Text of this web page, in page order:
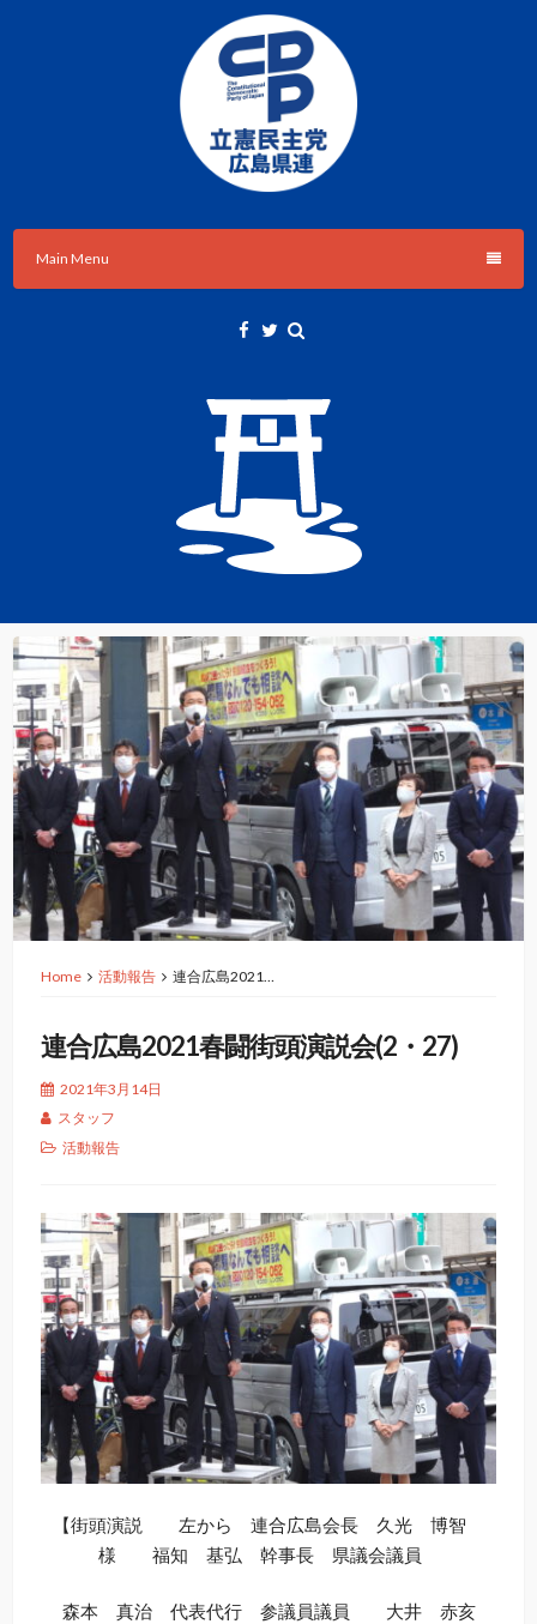
立憲民主党広島県総支部連合会
Main Menu
Home 活動報告 連合広島2021…
連合広島2021春闘街頭演説会(2・27)
2021年3月14日
スタッフ
活動報告
【街頭演説 左から 連合広島会長 久光 博智
様 福知 基弘 幹事長 県議会議員
森本 真治 代表代行 参議員議員 大井 赤亥